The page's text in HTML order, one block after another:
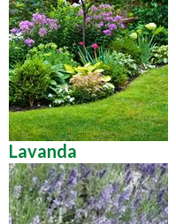
Lavanda